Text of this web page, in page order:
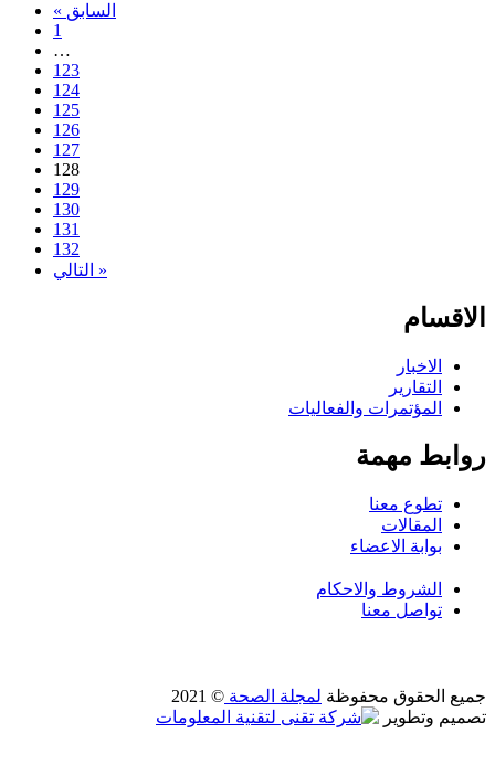
« السابق
1
…
123
124
125
126
127
128
129
130
131
132
التالي »
الاقسام
الاخبار
التقارير
المؤتمرات والفعاليات
روابط مهمة
تطوع معنا
المقالات
بوابة الاعضاء
الشروط والاحكام
تواصل معنا
جميع الحقوق محفوظة لمجلة الصحة © 2021
تصميم وتطوير